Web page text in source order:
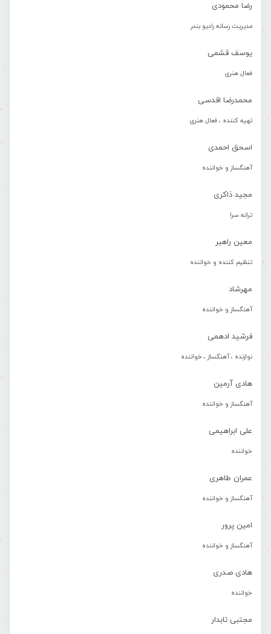
رضا محمودی
مدیریت رسانه رادیو بندر
یوسف قشمی
فعال هنری
محمدرضا اقدسی
تهیه کننده ، فعال هنری
اسحق احمدی
آهنگساز و خواننده
مجید ذاکری
ترانه سرا
معین راهبر
تنظیم کننده و خواننده
مهرشاد
آهنگساز و خواننده
فرشید ادهمی
نوازنده ، آهنگساز ، خواننده
هادی آرمین
آهنگساز و خواننده
علی ابراهیمی
خواننده
عمران طاهری
آهنگساز و خواننده
امین پرور
آهنگساز و خواننده
هادی صدری
خواننده
مجتبی تابدار